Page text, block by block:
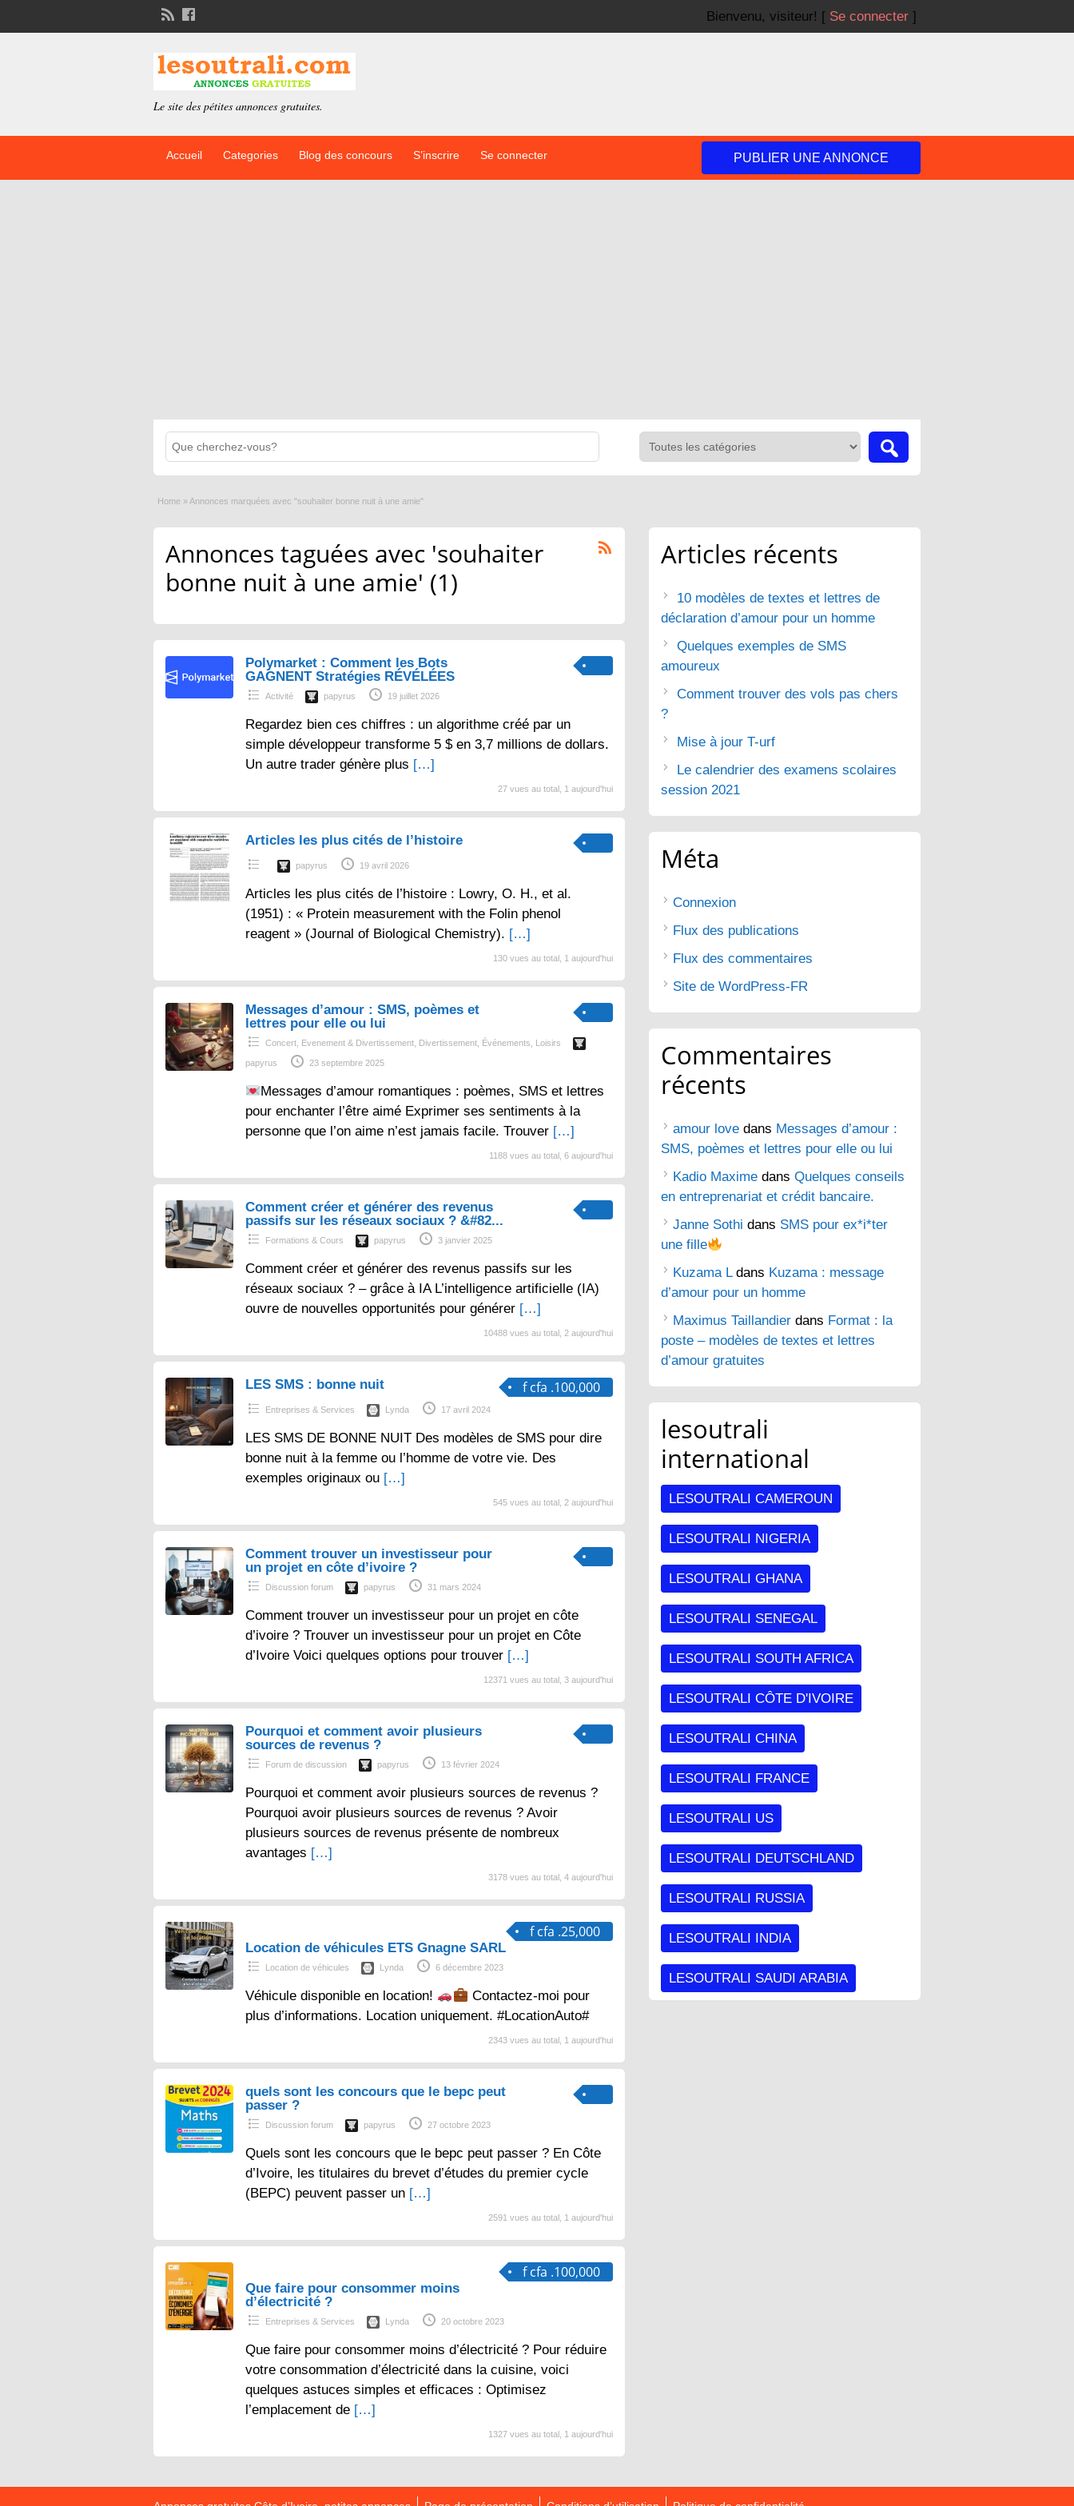
Bienvenu, visiteur! [ Se connecter ]
Le site des pétites annonces gratuites.
Accueil Categories Blog des concours S’inscrire Se connecter PUBLIER UNE ANNONCE
Home » Annonces marquées avec "souhaiter bonne nuit à une amie"
Annonces taguées avec 'souhaiter
bonne nuit à une amie' (1)
Polymarket : Comment les Bots
GAGNENT Stratégies RÉVÉLÉES
Activité papyrus 19 juillet 2026
Regardez bien ces chiffres : un algorithme créé par un
simple développeur transforme 5 $ en 3,7 millions de dollars.
Un autre trader génère plus […]
27 vues au total, 1 aujourd'hui
Articles les plus cités de l’histoire
papyrus 19 avril 2026
Articles les plus cités de l’histoire : Lowry, O. H., et al.
(1951) : « Protein measurement with the Folin phenol
reagent » (Journal of Biological Chemistry). […]
130 vues au total, 1 aujourd'hui
Messages d’amour : SMS, poèmes et
lettres pour elle ou lui
Concert, Evenement & Divertissement Divertissement Événements Loisirs
papyrus 23 septembre 2025
Messages d’amour romantiques : poèmes, SMS et lettres
pour enchanter l’être aimé Exprimer ses sentiments à la
personne que l’on aime n’est jamais facile. Trouver […]
1188 vues au total, 6 aujourd'hui
Comment créer et générer des revenus
passifs sur les réseaux sociaux ? &#82...
Formations & Cours papyrus 3 janvier 2025
Comment créer et générer des revenus passifs sur les
réseaux sociaux ? – grâce à IA L’intelligence artificielle (IA)
ouvre de nouvelles opportunités pour générer […]
10488 vues au total, 2 aujourd'hui
f cfa .100,000
LES SMS : bonne nuit
Entreprises & Services Lynda 17 avril 2024
LES SMS DE BONNE NUIT Des modèles de SMS pour dire
bonne nuit à la femme ou l’homme de votre vie. Des
exemples originaux ou […]
545 vues au total, 2 aujourd'hui
Comment trouver un investisseur pour
un projet en côte d’ivoire ?
Discussion forum papyrus 31 mars 2024
Comment trouver un investisseur pour un projet en côte
d’ivoire ? Trouver un investisseur pour un projet en Côte
d’Ivoire Voici quelques options pour trouver […]
12371 vues au total, 3 aujourd'hui
Pourquoi et comment avoir plusieurs
sources de revenus ?
Forum de discussion papyrus 13 février 2024
Pourquoi et comment avoir plusieurs sources de revenus ?
Pourquoi avoir plusieurs sources de revenus ? Avoir
plusieurs sources de revenus présente de nombreux
avantages […]
3178 vues au total, 4 aujourd'hui
f cfa .25,000
Location de véhicules ETS Gnagne SARL
Location de véhicules Lynda 6 décembre 2023
Véhicule disponible en location!
Contactez-moi pour
plus d’informations. Location uniquement. #LocationAuto#
2343 vues au total, 1 aujourd'hui
quels sont les concours que le bepc peut
passer ?
Discussion forum papyrus 27 octobre 2023
Quels sont les concours que le bepc peut passer ? En Côte
d’Ivoire, les titulaires du brevet d’études du premier cycle
(BEPC) peuvent passer un […]
2591 vues au total, 1 aujourd'hui
f cfa .100,000
Que faire pour consommer moins
d’électricité ?
Entreprises & Services Lynda 20 octobre 2023
Que faire pour consommer moins d’électricité ? Pour réduire
votre consommation d’électricité dans la cuisine, voici
quelques astuces simples et efficaces : Optimisez
l’emplacement de […]
1327 vues au total, 1 aujourd'hui
Articles récents
10 modèles de textes et lettres de
déclaration d’amour pour un homme
Quelques exemples de SMS
amoureux
Comment trouver des vols pas chers
?
Mise à jour T-urf
Le calendrier des examens scolaires
session 2021
Méta
Connexion
Flux des publications
Flux des commentaires
Site de WordPress-FR
Commentaires
récents
amour love dans Messages d’amour :
SMS, poèmes et lettres pour elle ou lui
Kadio Maxime dans Quelques conseils
en entreprenariat et crédit bancaire.
Janne Sothi dans SMS pour ex*i*ter
une fille
Kuzama Ldans Kuzama : message
d’amour pour un homme
Maximus Taillandier dans Format : la
poste – modèles de textes et lettres
d’amour gratuites
lesoutrali
international
LESOUTRALI CAMEROUN
LESOUTRALI NIGERIA
LESOUTRALI GHANA
LESOUTRALI SENEGAL
LESOUTRALI SOUTH AFRICA
LESOUTRALI CÔTE D'IVOIRE
LESOUTRALI CHINA
LESOUTRALI FRANCE
LESOUTRALI US
LESOUTRALI DEUTSCHLAND
LESOUTRALI RUSSIA
LESOUTRALI INDIA
LESOUTRALI SAUDI ARABIA